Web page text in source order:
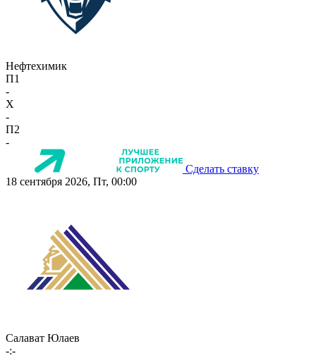
Нефтехимик
П1
-
X
-
П2
-
Сделать ставку
18 сентября 2026, Пт, 00:00
Салават Юлаев
-:-